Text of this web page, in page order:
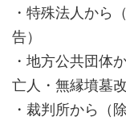
・特殊法人から
告）
・地方公共団体
亡人・無縁墳墓改
・裁判所から（